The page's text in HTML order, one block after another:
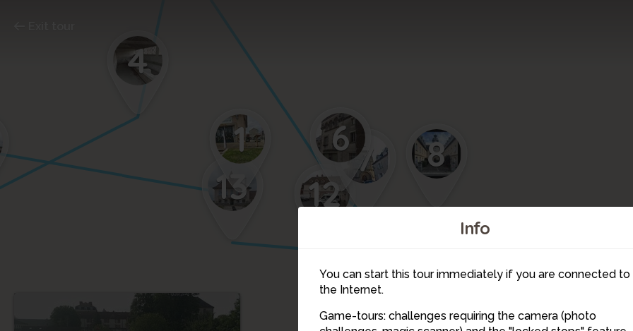
Info
You can start this tour immediately if you are connected to
the Internet.
Game-tours: challenges requiring the camera (photo
13 12
11 10
9
8
7
6
4
1